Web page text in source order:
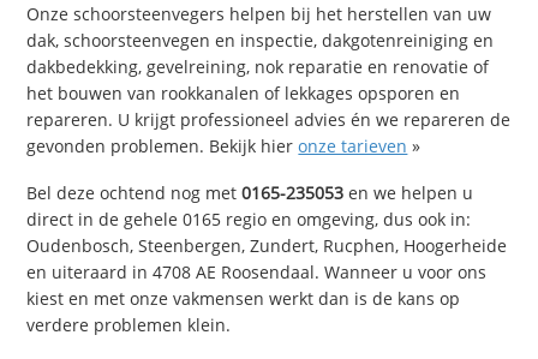
Onze schoorsteenvegers helpen bij het herstellen van uw
dak, schoorsteenvegen en inspectie, dakgotenreiniging en
dakbedekking, gevelreining, nok reparatie en renovatie of
het bouwen van rookkanalen of lekkages opsporen en
repareren. U krijgt professioneel advies én we repareren de
gevonden problemen. Bekijk hieronze tarieven »
Bel deze ochtend nog met0165-235053 en we helpen u
direct in de gehele 0165 regio en omgeving, dus ook in:
Oudenbosch, Steenbergen, Zundert, Rucphen, Hoogerheide
en uiteraard in 4708 AE Roosendaal. Wanneer u voor ons
kiest en met onze vakmensen werkt dan is de kans op
verdere problemen klein.